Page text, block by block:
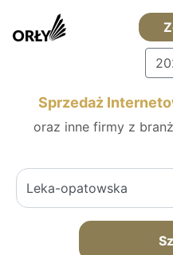
Sprzedaż
oraz inne firmy z